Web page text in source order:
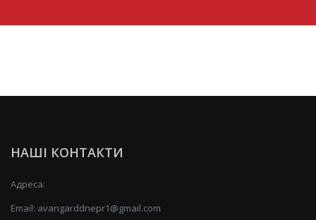
НАШІ КОНТАКТИ
Адреса:
Email: avangarddnepr1@gmail.com